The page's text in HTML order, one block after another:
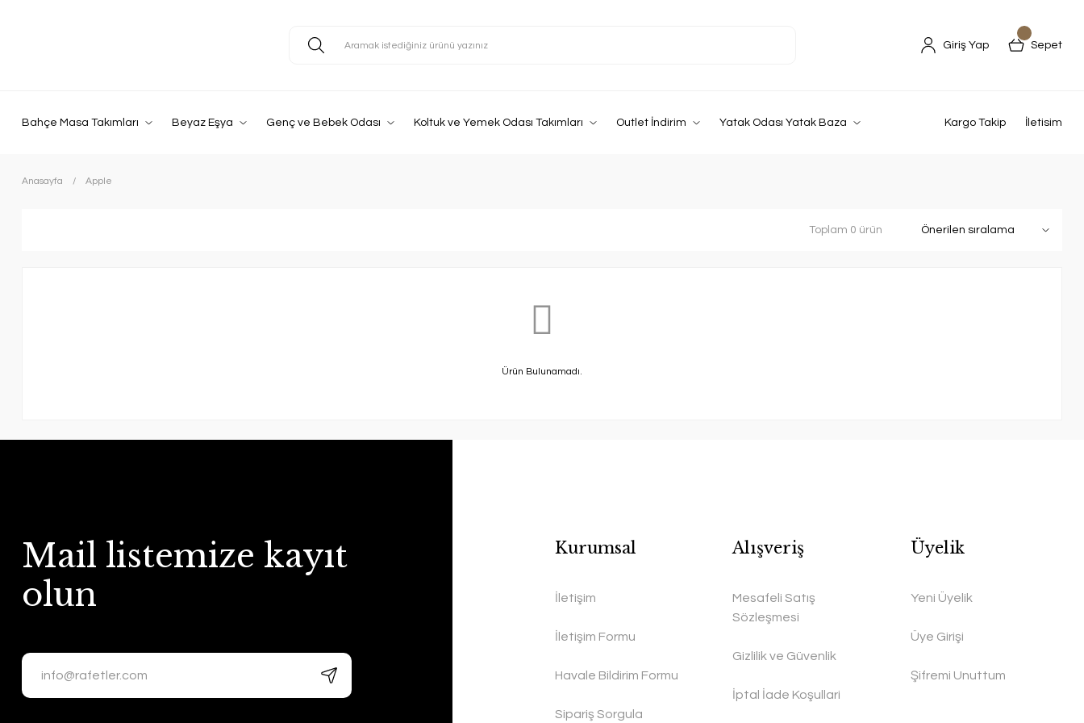
Giriş Yap Sepet
Bahçe Masa Takımları Beyaz Eşya Genç ve Bebek Odası Koltuk ve Yemek Odası Takımları Outlet İndirim Yatak Odası Yatak Baza Kargo Takip İletisim
Anasayfa Apple
Toplam 0 ürün
Ürün Bulunamadı.
Mail listemize kayıt
olun
Kurumsal
İletişim
İletişim Formu
Havale Bildirim Formu
Sipariş Sorgula
Alışveriş
Mesafeli Satış
Sözleşmesi
Gizlilik ve Güvenlik
İptal İade Koşullari
Üyelik
Yeni Üyelik
Üye Girişi
Şifremi Unuttum